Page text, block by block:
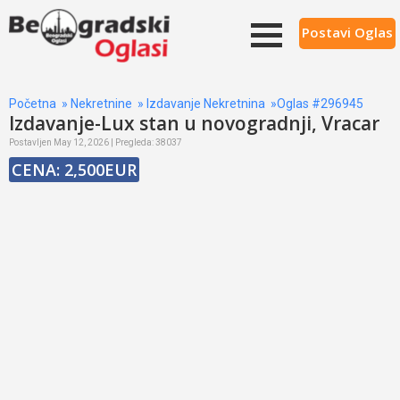
Postavi Oglas
Početna » Nekretnine » Izdavanje Nekretnina »Oglas #296945
Izdavanje-Lux stan u novogradnji, Vracar
Postavljen May 12, 2026 | Pregleda: 38037
CENA: 2,500EUR